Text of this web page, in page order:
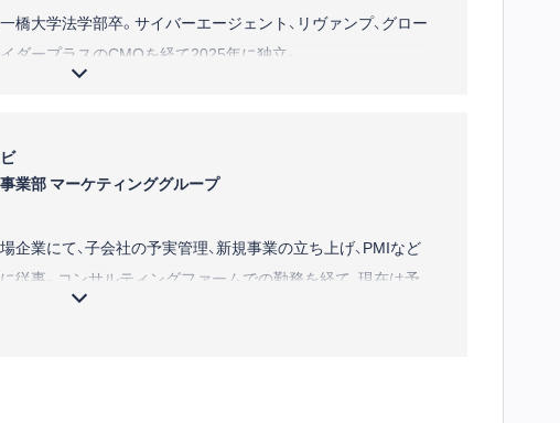
橋大学法学部卒。サイバーエージェント、リヴァンプ、グロー
ダープラスのCMOを経て2025年に独立。
食・教育・建設Techなど幅広い業界で事業成長を牽引。150万会
するマーケティングチームの内製化、1年で生産性160％改善
、業種・業界を問わない事業成果を実現。
人材育成×事業戦略」を専門に、事業成長の伴走支援と知見の
。
業部 マーケティンググループ
企業にて、子会社の予実管理、新規事業の立ち上げ、PMIなど
従事。コンサルティングファームでの勤務を経て、現在は予
ヨジツティクス」のマーケティングを担当。経営管理の現場視